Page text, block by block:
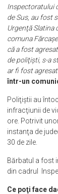
Inspectoratului
de Sus, au fost
Urgenţă Slatina
comuna
că a fost
de poliţişti, s-a
ar fi fost
într-un
Poliţiştii au
infracţiunii de
ore. Potrivit
instanţa de
30 de zile.
Bărbatul a fost
din cadrul
Ce poţi face